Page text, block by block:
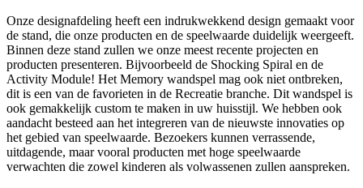
Onze designafdeling heeft een indrukwekkend design gemaakt voor
de stand, die onze producten en de speelwaarde duidelijk weergeeft.
Binnen deze stand zullen we onze meest recente projecten en
producten presenteren. Bijvoorbeeld de Shocking Spiral en de
Activity Module! Het Memory wandspel mag ook niet ontbreken,
dit is een van de favorieten in de Recreatie branche. Dit wandspel is
ook gemakkelijk custom te maken in uw huisstijl. We hebben ook
aandacht besteed aan het integreren van de nieuwste innovaties op
het gebied van speelwaarde. Bezoekers kunnen verrassende,
uitdagende, maar vooral producten met hoge speelwaarde
verwachten die zowel kinderen als volwassenen zullen aanspreken.